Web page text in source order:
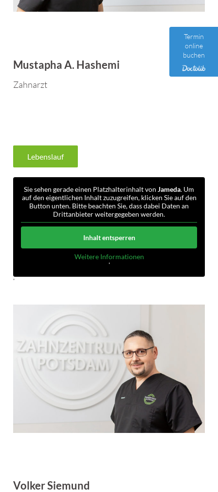
Mustapha A. Hashemi
Zahnarzt
Lebenslauf
Sie sehen gerade einen Platzhalterinhalt von Jameda. Um
auf den eigentlichen Inhalt zuzugreifen, klicken Sie auf den
Button unten. Bitte beachten Sie, dass dabei Daten an
Drittanbieter weitergegeben werden.
Inhalt entsperren
Weitere Informationen
'
'
Volker Siemund
Termin
online
buchen